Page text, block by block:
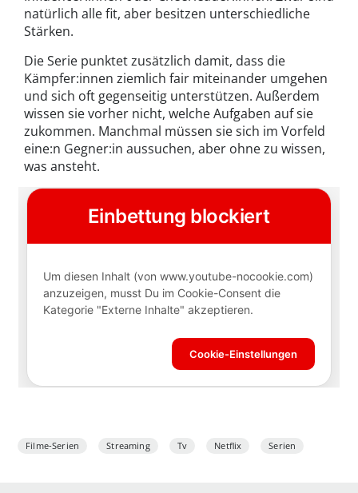
natürlich alle fit, aber besitzen unterschiedliche
Stärken.
Die Serie punktet zusätzlich damit, dass die
Kämpfer:innen ziemlich fair miteinander umgehen
und sich oft gegenseitig unterstützen. Außerdem
wissen sie vorher nicht, welche Aufgaben auf sie
zukommen. Manchmal müssen sie sich im Vorfeld
eine:n Gegner:in aussuchen, aber ohne zu wissen,
was ansteht.
Filme-Serien Streaming Tv Netflix Serien